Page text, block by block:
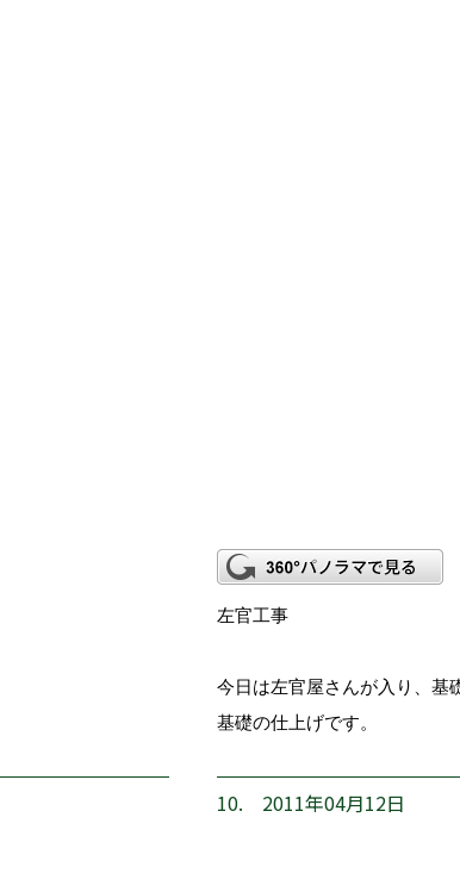
左官工事
今日は左官屋さんが入り、基
基礎の仕上げです。
10. 2011年04月12日